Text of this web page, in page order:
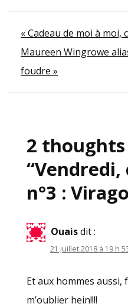
Navigation
de
l’article
« Cadeau de moi à moi,
Maureen Wingrowe
foudre »
2
“Vendredi,
n°3 : Virago
Ouaisdit :
21 juillet 2018 à 19 h
Et aux hommes
m’oublier hein!!!!